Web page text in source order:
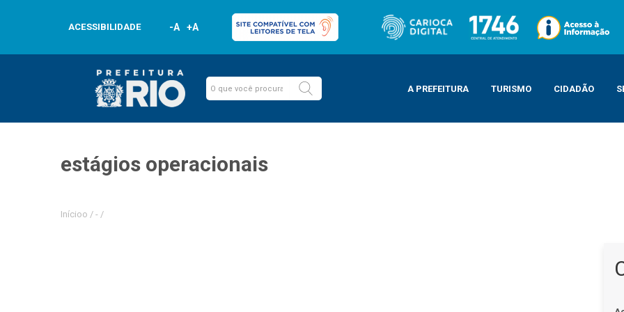
ACESSIBILIDADE -A +A
A PREFEITURA TURISMO CIDADÃO
estágios operacionais
Inícioo / - /